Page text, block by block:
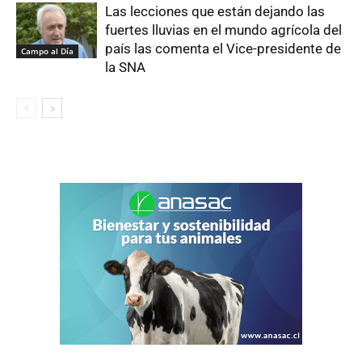
Campo al Día
Las lecciones que están dejando las
fuertes lluvias en el mundo agrícola del
país las comenta el Vice-presidente de
la SNA